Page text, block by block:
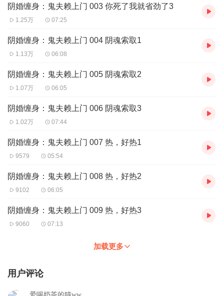
阴婚缠身：鬼夫赖上门 003 你死了我就省劲了3
1.25万 07:25
阴婚缠身：鬼夫赖上门 004 阴魂索取1
1.13万 06:08
阴婚缠身：鬼夫赖上门 005 阴魂索取2
1.07万 06:05
阴婚缠身：鬼夫赖上门 006 阴魂索取3
1.02万 07:44
阴婚缠身：鬼夫赖上门 007 热，好热1
9579 05:54
阴婚缠身：鬼夫赖上门 008 热，好热2
9102 06:05
阴婚缠身：鬼夫赖上门 009 热，好热3
9060 07:13
加载更多
用户评论